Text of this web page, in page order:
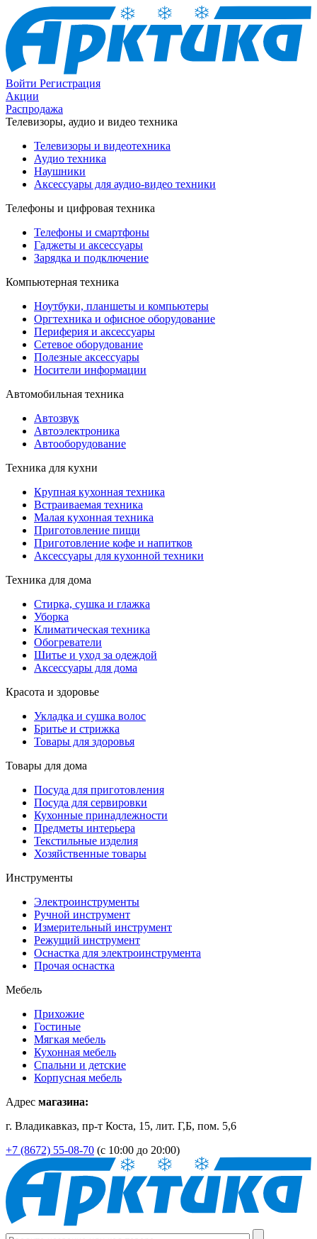
Войти Регистрация
Акции
Распродажа
Телевизоры, аудио и видео техника
Телевизоры и видеотехника
Аудио техника
Наушники
Аксессуары для аудио-видео техники
Телефоны и цифровая техника
Телефоны и смартфоны
Гаджеты и аксессуары
Зарядка и подключение
Компьютерная техника
Ноутбуки, планшеты и компьютеры
Оргтехника и офисное оборудование
Периферия и аксессуары
Cетевое оборудование
Полезные аксессуары
Носители информации
Автомобильная техника
Автозвук
Автоэлектроника
Автооборудование
Техника для кухни
Крупная кухонная техника
Встраиваемая техника
Малая кухонная техника
Приготовление пищи
Приготовление кофе и напитков
Аксессуары для кухонной техники
Техника для дома
Стирка, сушка и глажка
Уборка
Климатическая техника
Обогреватели
Шитье и уход за одеждой
Аксессуары для дома
Красота и здоровье
Укладка и сушка волос
Бритье и стрижка
Товары для здоровья
Товары для дома
Посуда для приготовления
Посуда для сервировки
Кухонные принадлежности
Предметы интерьера
Текстильные изделия
Хозяйственные товары
Инструменты
Электроинструменты
Ручной инструмент
Измерительный инструмент
Режущий инструмент
Оснастка для электроинструмента
Прочая оснастка
Мебель
Прихожие
Гостиные
Мягкая мебель
Кухонная мебель
Спальни и детские
Корпусная мебель
Адрес магазина:
г. Владикавказ, пр-т Коста, 15, лит. Г,Б, пом. 5,6
+7 (8672) 55-08-70 (с 10:00 до 20:00)